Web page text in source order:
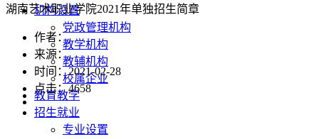
机构设置
党政管理机构
教学机构
教辅机构
校属企业
教育教学
招生就业
专业设置
湖南艺术职业学院2021年单独招生简章
作者：
来源：
时间：2021-02-28
点击： 4658